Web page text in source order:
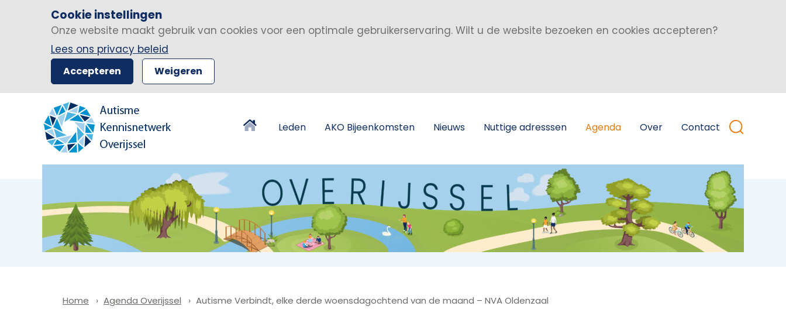
Cookie instellingen
Onze website maakt gebruik van cookies voor een optimale gebruikerservaring. Wilt u de website bezoeken en cookies accepteren?
Lees ons privacy beleid
Accepteren Weigeren
Leden AKO Bijeenkomsten Nieuws Nuttige adresssen Agenda Over Contact
Home Agenda Overijssel Autisme Verbindt, elke derde woensdagochtend van de maand – NVA Oldenzaal